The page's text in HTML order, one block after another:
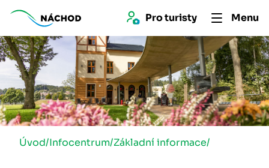
Pro turisty Menu
Úvod/Infocentrum/Základní informace/